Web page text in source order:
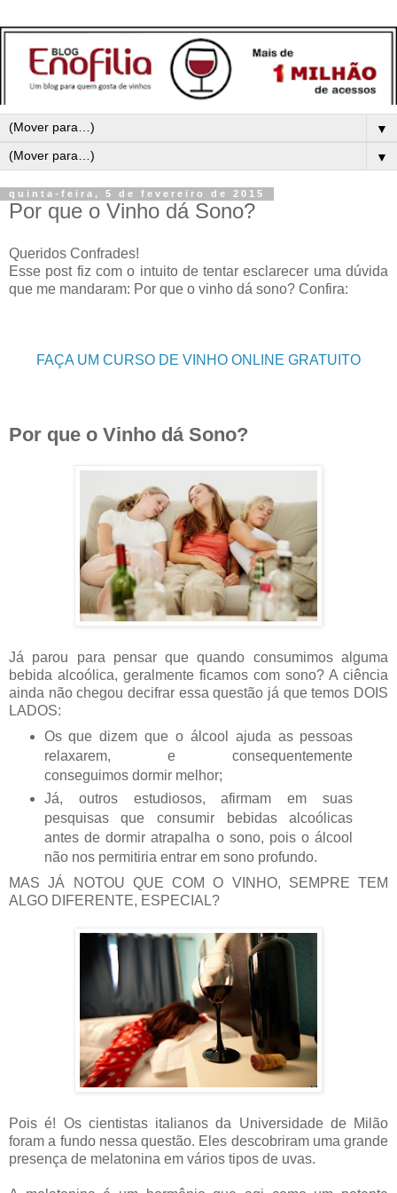
▼
▼
quinta-feira, 5 de fevereiro de 2015
Por que o Vinho dá Sono?
Queridos Confrades!
Esse post fiz com o intuito de tentar esclarecer uma dúvida
que me mandaram: Por que o vinho dá sono? Confira:
FAÇA UM CURSO DE VINHO ONLINE GRATUITO
Por que o Vinho dá Sono?
Já parou para pensar que quando consumimos alguma
bebida alcoólica, geralmente ficamos com sono? A ciência
ainda não chegou decifrar essa questão já que temos DOIS
LADOS:
Os que dizem que o álcool ajuda as pessoas
relaxarem, e consequentemente
conseguimos dormir melhor;
Já, outros estudiosos, afirmam em suas
pesquisas que consumir bebidas alcoólicas
antes de dormir atrapalha o sono, pois o álcool
não nos permitiria entrar em sono profundo.
MAS JÁ NOTOU QUE COM O VINHO, SEMPRE TEM
ALGO DIFERENTE, ESPECIAL?
Pois é! Os cientistas italianos da Universidade de Milão
foram a fundo nessa questão. Eles descobriram uma grande
presença de melatonina em vários tipos de uvas.